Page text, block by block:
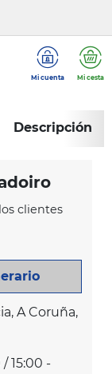
Mi cuenta Mi cesta
Descripción
clientes
A Coruña,
15:00 -